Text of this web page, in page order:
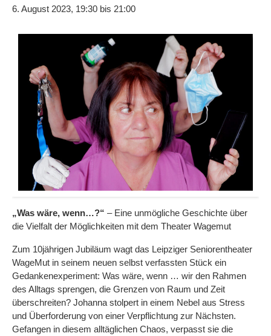
6. August 2023, 19:30 bis 21:00
„Was wäre, wenn…?“ – Eine unmögliche Geschichte über
die Vielfalt der Möglichkeiten mit dem Theater Wagemut
Zum 10jährigen Jubiläum wagt das Leipziger Seniorentheater
WageMut in seinem neuen selbst verfassten Stück ein
Gedankenexperiment: Was wäre, wenn … wir den Rahmen
des Alltags sprengen, die Grenzen von Raum und Zeit
überschreiten? Johanna stolpert in einem Nebel aus Stress
und Überforderung von einer Verpflichtung zur Nächsten.
Gefangen in diesem alltäglichen Chaos, verpasst sie die